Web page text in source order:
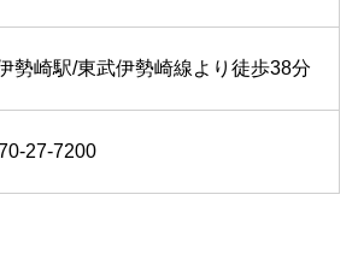
勢崎駅/東武伊勢崎線より徒歩38分
27-7200